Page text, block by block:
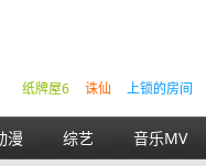
上锁的房间
诛仙
纸牌屋6
漫 综艺 音乐MV